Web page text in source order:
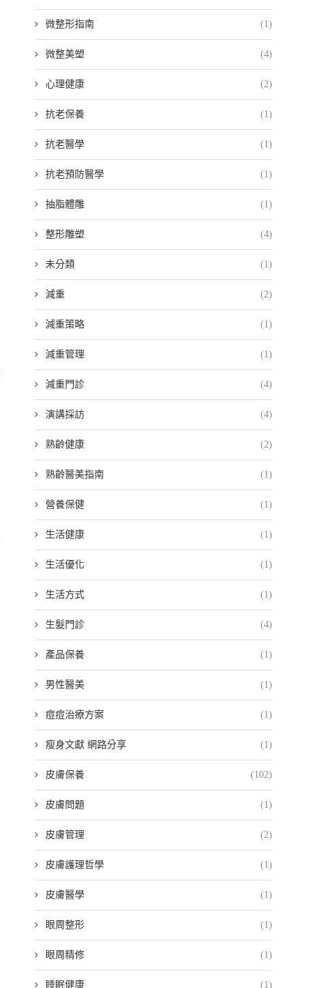
微整形指南 (1)
微整美塑 (4)
心理健康 (2)
抗老保養 (1)
抗老醫學 (1)
抗老預防醫學 (1)
抽脂體雕 (1)
整形雕塑 (4)
未分類 (1)
減重 (2)
減重策略 (1)
減重管理 (1)
減重門診 (4)
演講採訪 (4)
熟齡健康 (2)
熟齡醫美指南 (1)
營養保健 (1)
生活健康 (1)
生活優化 (1)
生活方式 (1)
生髮門診 (4)
產品保養 (1)
男性醫美 (1)
痘痘治療方案 (1)
瘦身文獻 網路分享 (1)
皮膚保養 (102)
皮膚問題 (1)
皮膚管理 (2)
皮膚護理哲學 (1)
皮膚醫學 (1)
眼周整形 (1)
眼周精修 (1)
睡眠健康 (1)